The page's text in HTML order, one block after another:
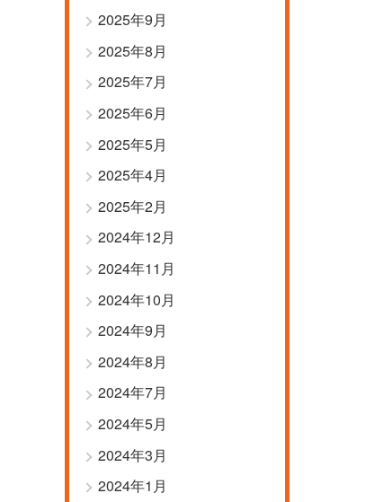
2025年9月
2025年8月
2025年7月
2025年6月
2025年5月
2025年4月
2025年2月
2024年12月
2024年11月
2024年10月
2024年9月
2024年8月
2024年7月
2024年5月
2024年3月
2024年1月